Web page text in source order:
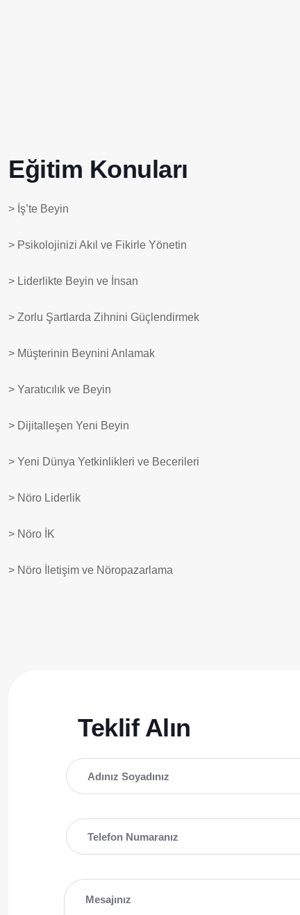
Eğitim Konuları
> İş’te Beyin
> Psikolojinizi Akıl ve Fikirle Yönetin
> Liderlikte Beyin ve İnsan
> Zorlu Şartlarda Zihnini Güçlendirmek
> Müşterinin Beynini Anlamak
> Yaratıcılık ve Beyin
> Dijitalleşen Yeni Beyin
> Yeni Dünya Yetkinlikleri ve Becerileri
> Nöro Liderlik
> Nöro İK
> Nöro İletişim ve Nöropazarlama
Teklif Alın